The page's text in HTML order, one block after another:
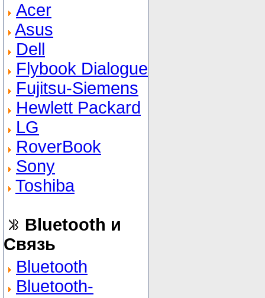
Acer
Asus
Dell
Flybook Dialogue
Fujitsu-Siemens
Hewlett Packard
LG
RoverBook
Sony
Toshiba
Bluetooth и
Связь
Bluetooth
Bluetooth-